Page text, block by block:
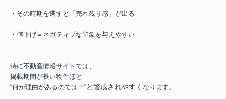
・その時期を逃すと「売れ残り感」が出る
・値下げ＝ネガティブな印象を与えやすい
特に不動産情報サイトでは、
掲載期間が長い物件ほど
“何か理由があるのでは？”と警戒されやすく なります。